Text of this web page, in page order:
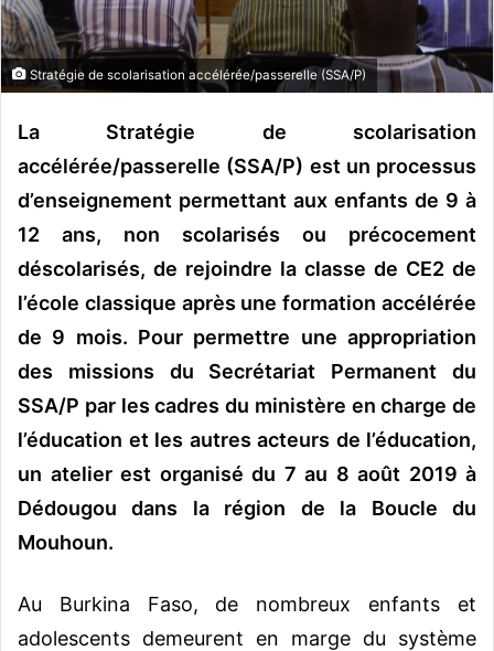
u
r
i
l
Stratégie de scolarisation accélérée/passerelle (SSA/P)
La Stratégie de scolarisation
accélérée/passerelle (SSA/P) est un processus
d’enseignement permettant aux enfants de 9 à
12 ans, non scolarisés ou précocement
déscolarisés, de rejoindre la classe de CE2 de
l’école classique après une formation accélérée
de 9 mois. Pour permettre une appropriation
des missions du Secrétariat Permanent du
SSA/P par les cadres du ministère en charge de
l’éducation et les autres acteurs de l’éducation,
un atelier est organisé du 7 au 8 août 2019 à
Dédougou dans la région de la Boucle du
Mouhoun.
Au Burkina Faso, de nombreux enfants et
adolescents demeurent en marge du système